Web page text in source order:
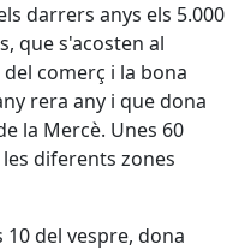
darrers anys els 5.000
que s'acosten al
comerç i la bona
rera any i que dona
la Mercè. Unes 60
diferents zones
10 del vespre, dona